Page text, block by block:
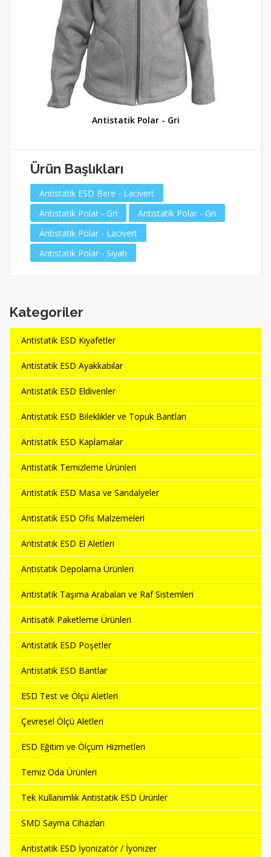
Antistatik Polar - Gri
Ürün Başlıkları
Antistatik ESD Bere - Lacivert
Antistatik Polar - Gri
Antistatik Polar - Gri
Antistatik Polar - Lacivert
Antistatik Polar - Siyah
Kategoriler
Antistatik ESD Kıyafetler
Antistatik ESD Ayakkabılar
Antistatik ESD Eldivenler
Antistatik ESD Bileklikler ve Topuk Bantları
Antistatik ESD Kaplamalar
Antistatik Temizleme Ürünleri
Antistatik ESD Masa ve Sandalyeler
Antistatik ESD Ofis Malzemeleri
Antistatik ESD El Aletleri
Antistatik Depolama Ürünleri
Antistatik Taşıma Arabaları ve Raf Sistemleri
Antisatik Paketleme Ürünleri
Antistatik ESD Poşetler
Antistatik ESD Bantlar
ESD Test ve Ölçü Aletleri
Çevresel Ölçü Aletleri
ESD Eğitim ve Ölçüm Hizmetleri
Temiz Oda Ürünleri
Tek Kullanımlık Antistatik ESD Ürünler
SMD Sayma Cihazları
Antistatik ESD İyonizatör / İyonizer